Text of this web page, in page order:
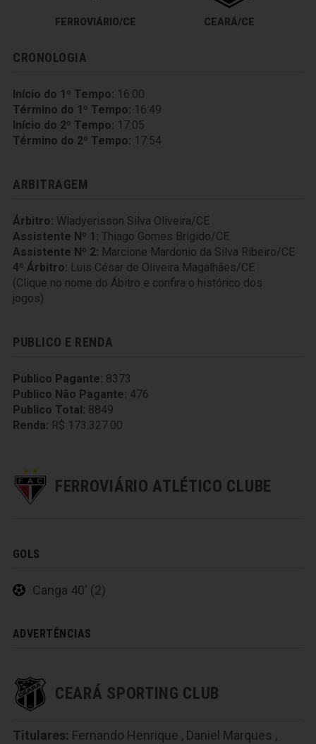
FERROVIÁRIO/CE CEARÁ/CE
CRONOLOGIA
Início do 1º Tempo: 16:00
Término do 1º Tempo: 16:49
Início do 2º Tempo: 17:05
Término do 2º Tempo: 17:54
ARBITRAGEM
Árbitro: Wladyerisson Silva Oliveira/CE
Assistente Nº 1: Thiago Gomes Brigido/CE
Assistente Nº 2: Marcione Mardonio da Silva Ribeiro/CE
4º Árbitro: Luis César de Oliveira Magalhães/CE
(Clique no nome do Ábitro e confira o histórico dos
jogos)
PUBLICO E RENDA
Publico Pagante: 8373
Publico Não Pagante: 476
Publico Total: 8849
Renda: R$ 173.327.00
FERROVIÁRIO ATLÉTICO CLUBE
GOLS
Canga 40' (2)
ADVERTÊNCIAS
CEARÁ SPORTING CLUB
Titulares: Fernando Henrique , Daniel Marques ,